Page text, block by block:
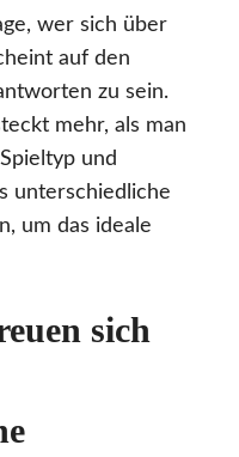
wer sich über
auf den
zu sein.
mehr, als man
und
unterschiedliche
um das ideale
sich